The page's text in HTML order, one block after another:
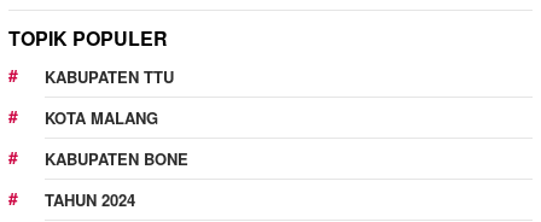
TOPIK POPULER
KABUPATEN TTU
KOTA MALANG
KABUPATEN BONE
TAHUN 2024